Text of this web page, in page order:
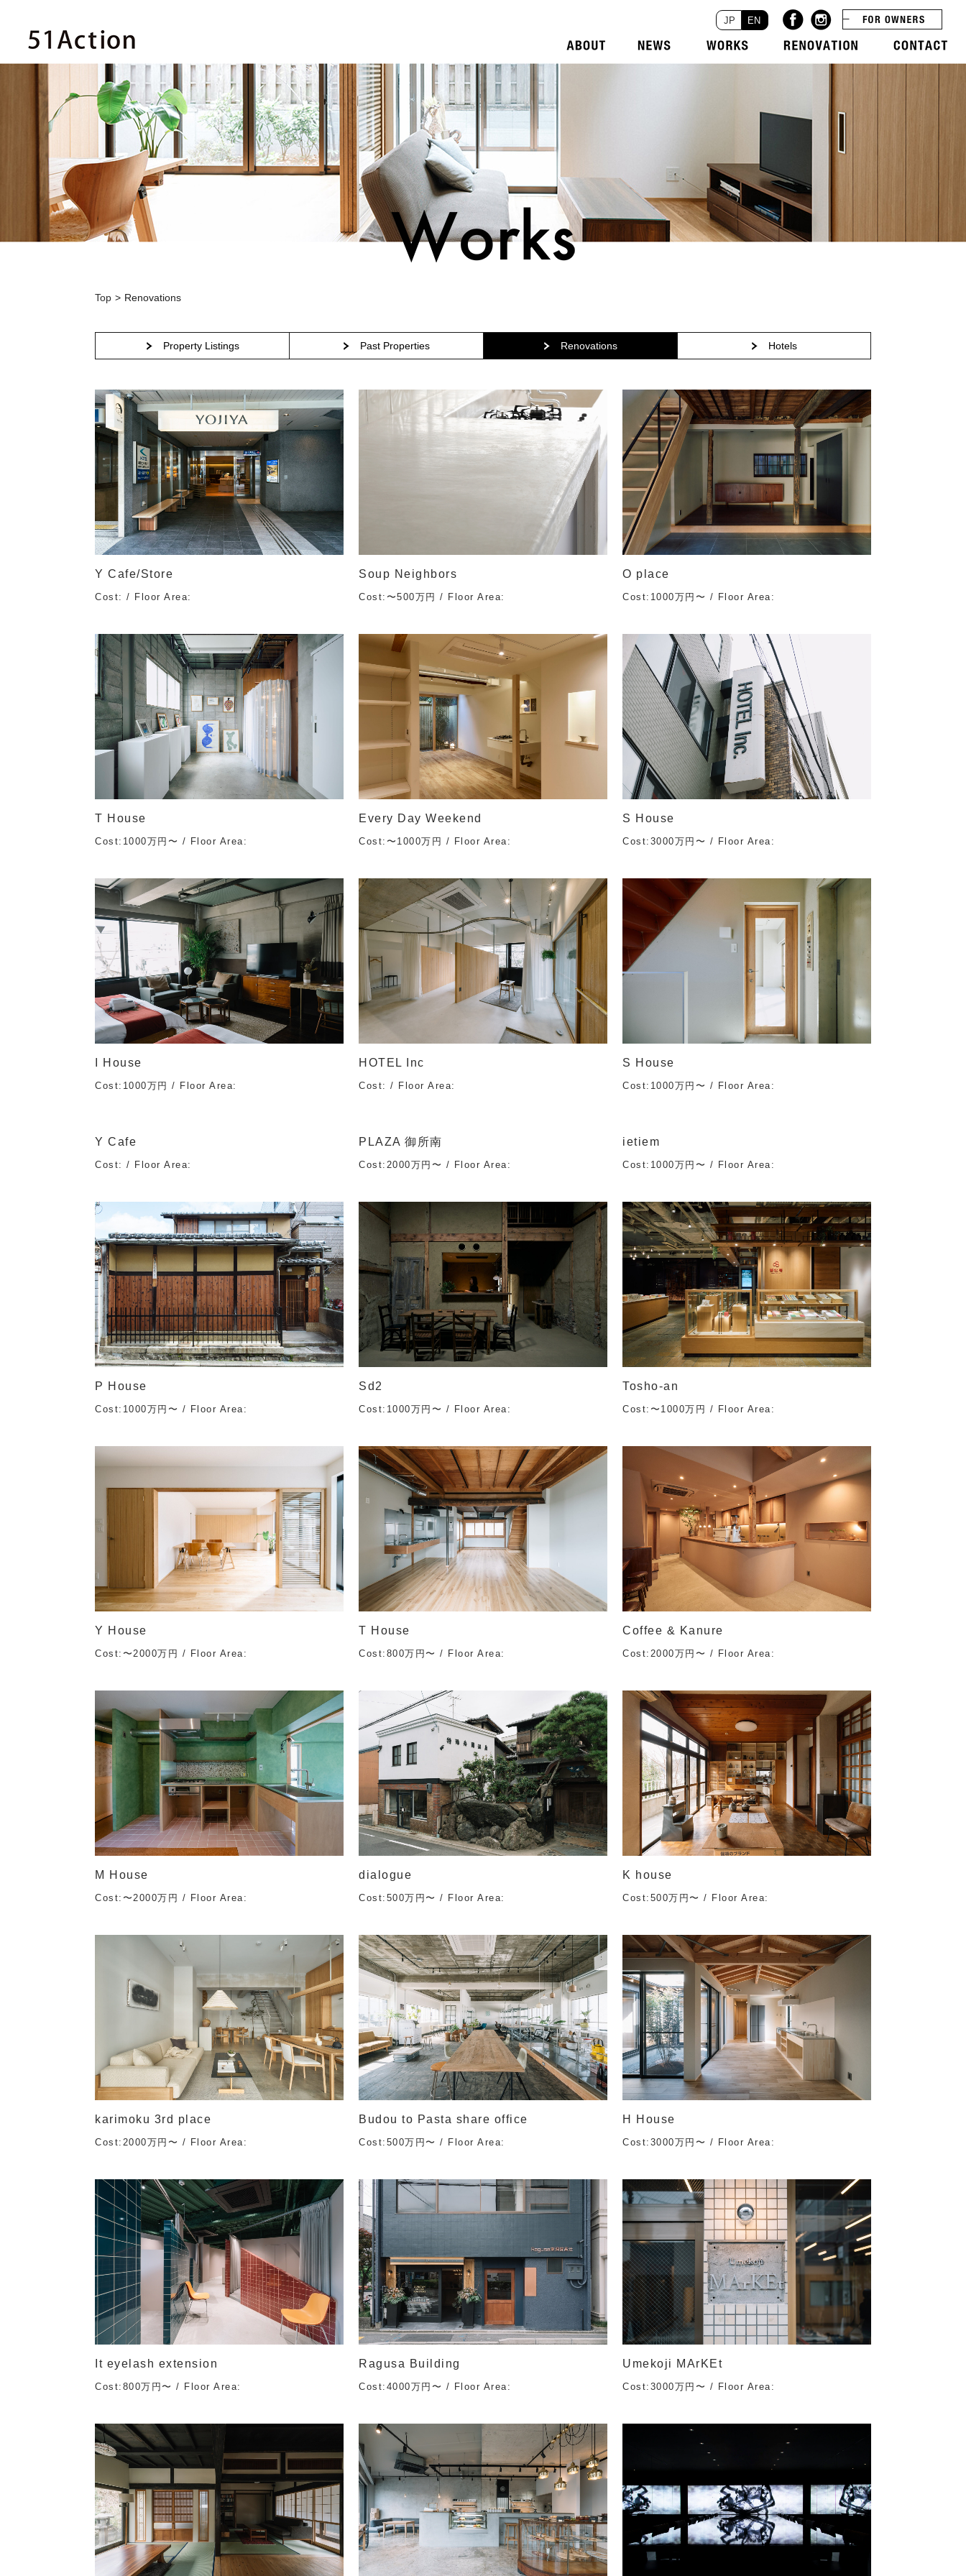
JP EN
Top Renovations
Property Listings Past Properties Renovations Hotels
Y Cafe/Store
Cost: / Floor Area:
Soup Neighbors
Cost:〜500万円 / Floor Area:
O place
Cost:1000万円〜 / Floor Area:
T House
Cost:1000万円〜 / Floor Area:
Every Day Weekend
Cost:〜1000万円 / Floor Area:
S House
Cost:3000万円〜 / Floor Area:
I House
Cost:1000万円 / Floor Area:
HOTEL Inc
Cost: / Floor Area:
S House
Cost:1000万円〜 / Floor Area:
Y Cafe
Cost: / Floor Area:
PLAZA 御所南
Cost:2000万円〜 / Floor Area:
ietiem
Cost:1000万円〜 / Floor Area:
P House
Cost:1000万円〜 / Floor Area:
Sd2
Cost:1000万円〜 / Floor Area:
Tosho-an
Cost:〜1000万円 / Floor Area:
Y House
Cost:〜2000万円 / Floor Area:
T House
Cost:800万円〜 / Floor Area:
Coffee & Kanure
Cost:2000万円〜 / Floor Area:
M House
Cost:〜2000万円 / Floor Area:
dialogue
Cost:500万円〜 / Floor Area:
K house
Cost:500万円〜 / Floor Area:
karimoku 3rd place
Cost:2000万円〜 / Floor Area:
Budou to Pasta share office
Cost:500万円〜 / Floor Area:
H House
Cost:3000万円〜 / Floor Area:
It eyelash extension
Cost:800万円〜 / Floor Area:
Ragusa Building
Cost:4000万円〜 / Floor Area:
Umekoji MArKEt
Cost:3000万円〜 / Floor Area: